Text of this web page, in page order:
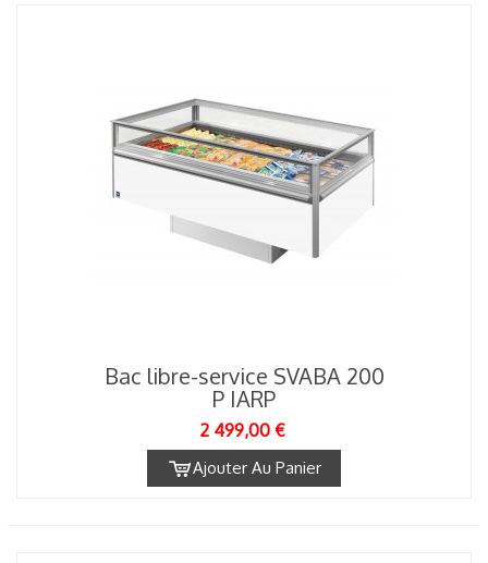
Bac libre-service SVABA 200
P IARP
2 499,00 €
Ajouter Au Panier